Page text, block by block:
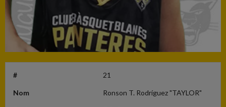
# 21
Nom Ronson T. Rodríguez "TAYLOR"